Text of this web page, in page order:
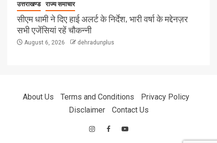
उत्तराखण्ड राज्य समाचार
सीएम धामी ने दिए हाई अलर्ट के निर्देश, भारी वर्षा के मद्देनज़र
सभी एजेंसियां रहें चौकन्नी
August 6, 2026 dehradunplus
About Us Terms and Conditions
Privacy Policy
Disclaimer
Contact Us